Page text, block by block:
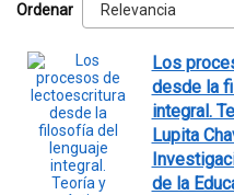
Ordenar
Los
desde la
integral.
Lupita
de la